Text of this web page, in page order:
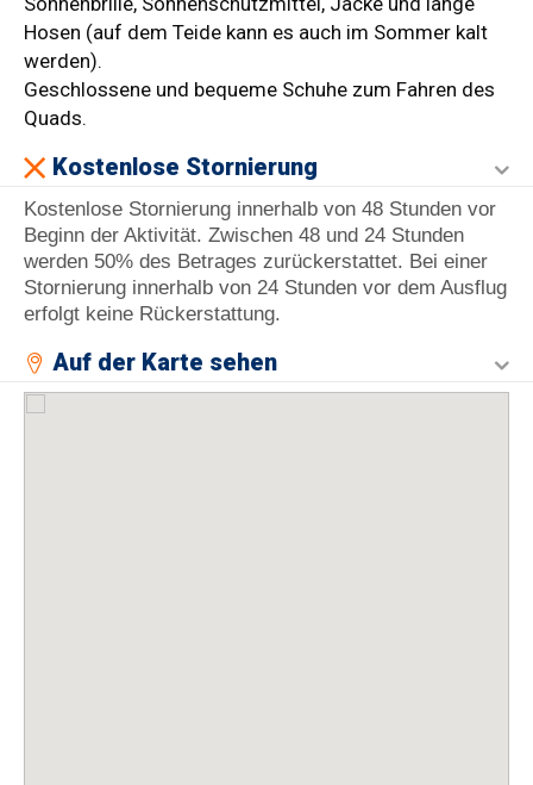
Hosen (auf dem Teide kann es auch im Sommer kalt
werden).
Geschlossene und bequeme Schuhe zum Fahren des
Quads.
Kostenlose Stornierung
Kostenlose Stornierung innerhalb von 48 Stunden vor
Beginn der Aktivität. Zwischen 48 und 24 Stunden
werden 50% des Betrages zurückerstattet. Bei einer
Stornierung innerhalb von 24 Stunden vor dem Ausflug
erfolgt keine Rückerstattung.
Auf der Karte sehen